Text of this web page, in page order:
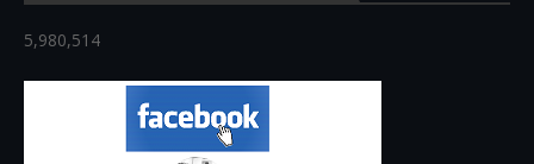
5,980,514